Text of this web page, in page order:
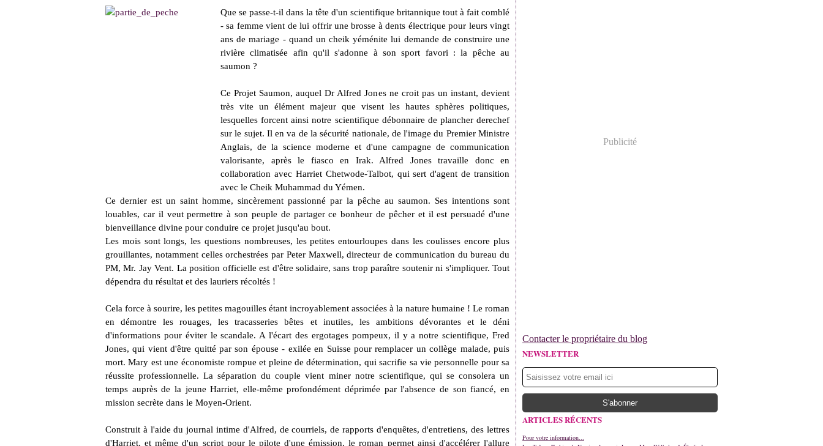
Que se passe-t-il dans la tête d'un scientifique britannique tout à fait comblé
- sa femme vient de lui offrir une brosse à dents électrique pour leurs vingt
ans de mariage - quand un cheik yéménite lui demande de construire une
rivière climatisée afin qu'il s'adonne à son sport favori : la pêche au
saumon ?
Ce Projet Saumon, auquel Dr Alfred Jones ne croit pas un instant, devient
très vite un élément majeur que visent les hautes sphères politiques,
lesquelles forcent ainsi notre scientifique débonnaire de plancher derechef
sur le sujet. Il en va de la sécurité nationale, de l'image du Premier Ministre
Anglais, de la science moderne et d'une campagne de communication
valorisante, après le fiasco en Irak. Alfred Jones travaille donc en
collaboration avec Harriet Chetwode-Talbot, qui sert d'agent de transition
avec le Cheik Muhammad du Yémen.
Ce dernier est un saint homme, sincèrement passionné par la pêche au saumon. Ses intentions sont
louables, car il veut permettre à son peuple de partager ce bonheur de pêcher et il est persuadé d'une
bienveillance divine pour conduire ce projet jusqu'au bout.
Les mois sont longs, les questions nombreuses, les petites entourloupes dans les coulisses encore plus
grouillantes, notamment celles orchestrées par Peter Maxwell, directeur de communication du bureau du
PM, Mr. Jay Vent. La position officielle est d'être solidaire, sans trop paraître soutenir ni s'impliquer. Tout
dépendra du résultat et des lauriers récoltés !
Cela force à sourire, les petites magouilles étant incroyablement associées à la nature humaine ! Le roman
en démontre les rouages, les tracasseries bêtes et inutiles, les ambitions dévorantes et le déni
d'informations pour éviter le scandale. A l'écart des ergotages pompeux, il y a notre scientifique, Fred
Jones, qui vient d'être quitté par son épouse - exilée en Suisse pour remplacer un collège malade, puis
mort. Mary est une économiste rompue et pleine de détermination, qui sacrifie sa vie personnelle pour sa
réussite professionnelle. La séparation du couple vient miner notre scientifique, qui se consolera un
temps auprès de la jeune Harriet, elle-même profondément déprimée par l'absence de son fiancé, en
mission secrète dans le Moyen-Orient.
Construit à l'aide du journal intime d'Alfred, de courriels, de rapports d'enquêtes, d'entretiens, des lettres
d'Harriet, et même d'un script pour le pilote d'une émission, le roman permet ainsi d'accélérer l'allure
Publicité
Contacter le propriétaire du blog
NEWSLETTER
ARTICLES RÉCENTS
Pour votre information...